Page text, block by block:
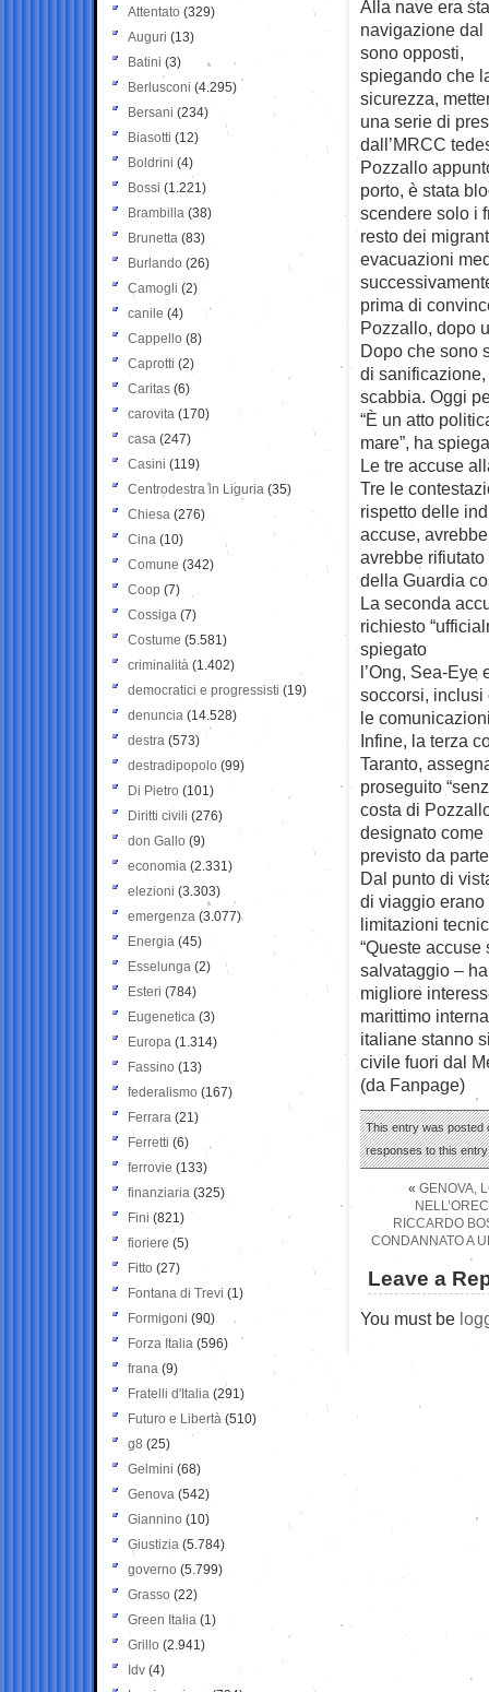
Alla nave era
navigazione dal
sono opposti,
spiegando che
sicurezza,
una serie di
dall’MRCC
Pozzallo
porto, è stata
scendere solo i
resto dei
evacuazioni
prima di
Pozzallo, dopo
Dopo che sono
di
scabbia. Oggi
“È un atto
mare”, ha
Le tre accuse
Tre le
rispetto delle
accuse,
avrebbe
della Guardia
La seconda
richiesto
spiegato
l’Ong, Sea-Eye
soccorsi, inclusi
le
Infine, la terza
Taranto,
proseguito
costa di
designato come
previsto da
Dal punto di
di viaggio
limitazioni
“Queste
salvataggio –
migliore
marittimo
italiane stanno
civile fuori dal
(da Fanpage)
This entry was posted
responses to this
« GENOVA,
RICCARDO
CONDANNATO A
Leave a
You must be
Attentato (329)
Auguri (13)
Batini (3)
Berlusconi (4.295)
Bersani (234)
Biasotti (12)
Boldrini (4)
Bossi (1.221)
Brambilla (38)
Brunetta (83)
Burlando (26)
Camogli (2)
canile (4)
Cappello (8)
Caprotti (2)
Caritas (6)
carovita (170)
casa (247)
Casini (119)
Centrodestra in Liguria (35)
Chiesa (276)
Cina (10)
Comune (342)
Coop (7)
Cossiga (7)
Costume (5.581)
criminalità (1.402)
democratici e progressisti (19)
denuncia (14.528)
destra (573)
destradipopolo (99)
Di Pietro (101)
Diritti civili (276)
don Gallo (9)
economia (2.331)
elezioni (3.303)
emergenza (3.077)
Energia (45)
Esselunga (2)
Esteri (784)
Eugenetica (3)
Europa (1.314)
Fassino (13)
federalismo (167)
Ferrara (21)
Ferretti (6)
ferrovie (133)
finanziaria (325)
Fini (821)
fioriere (5)
Fitto (27)
Fontana di Trevi (1)
Formigoni (90)
Forza Italia (596)
frana (9)
Fratelli d'Italia (291)
Futuro e Libertà (510)
g8 (25)
Gelmini (68)
Genova (542)
Giannino (10)
Giustizia (5.784)
governo (5.799)
Grasso (22)
Green Italia (1)
Grillo (2.941)
Idv (4)